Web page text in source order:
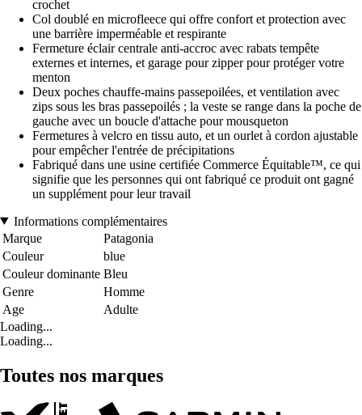
crochet
Col doublé en microfleece qui offre confort et protection avec
une barrière imperméable et respirante
Fermeture éclair centrale anti-accroc avec rabats tempête
externes et internes, et garage pour zipper pour protéger votre
menton
Deux poches chauffe-mains passepoilées, et ventilation avec
zips sous les bras passepoilés ; la veste se range dans la poche de
gauche avec un boucle d'attache pour mousqueton
Fermetures à velcro en tissu auto, et un ourlet à cordon ajustable
pour empêcher l'entrée de précipitations
Fabriqué dans une usine certifiée Commerce Équitable™, ce qui
signifie que les personnes qui ont fabriqué ce produit ont gagné
un supplément pour leur travail
Informations complémentaires
Marque
Patagonia
Couleur
blue
Couleur dominante Bleu
Genre
Homme
Age
Adulte
Loading...
Loading...
Toutes nos marques